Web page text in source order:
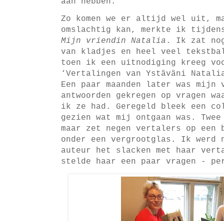
Zo komen we er altijd wel uit,
omslachtig kan, merkte ik
Mijn vriendin Natalia . Ik zat
van kladjes en heel veel
toen ik een uitnodiging kreeg
‘Vertalingen van Ystäväni
Een paar maanden later was
antwoorden gekregen op vragen
ik ze had. Geregeld bleek een
gezien wat mij ontgaan was.
maar zet negen vertalers op
onder een vergrootglas. Ik werd
auteur het slacken met haar
stelde haar een paar vragen -